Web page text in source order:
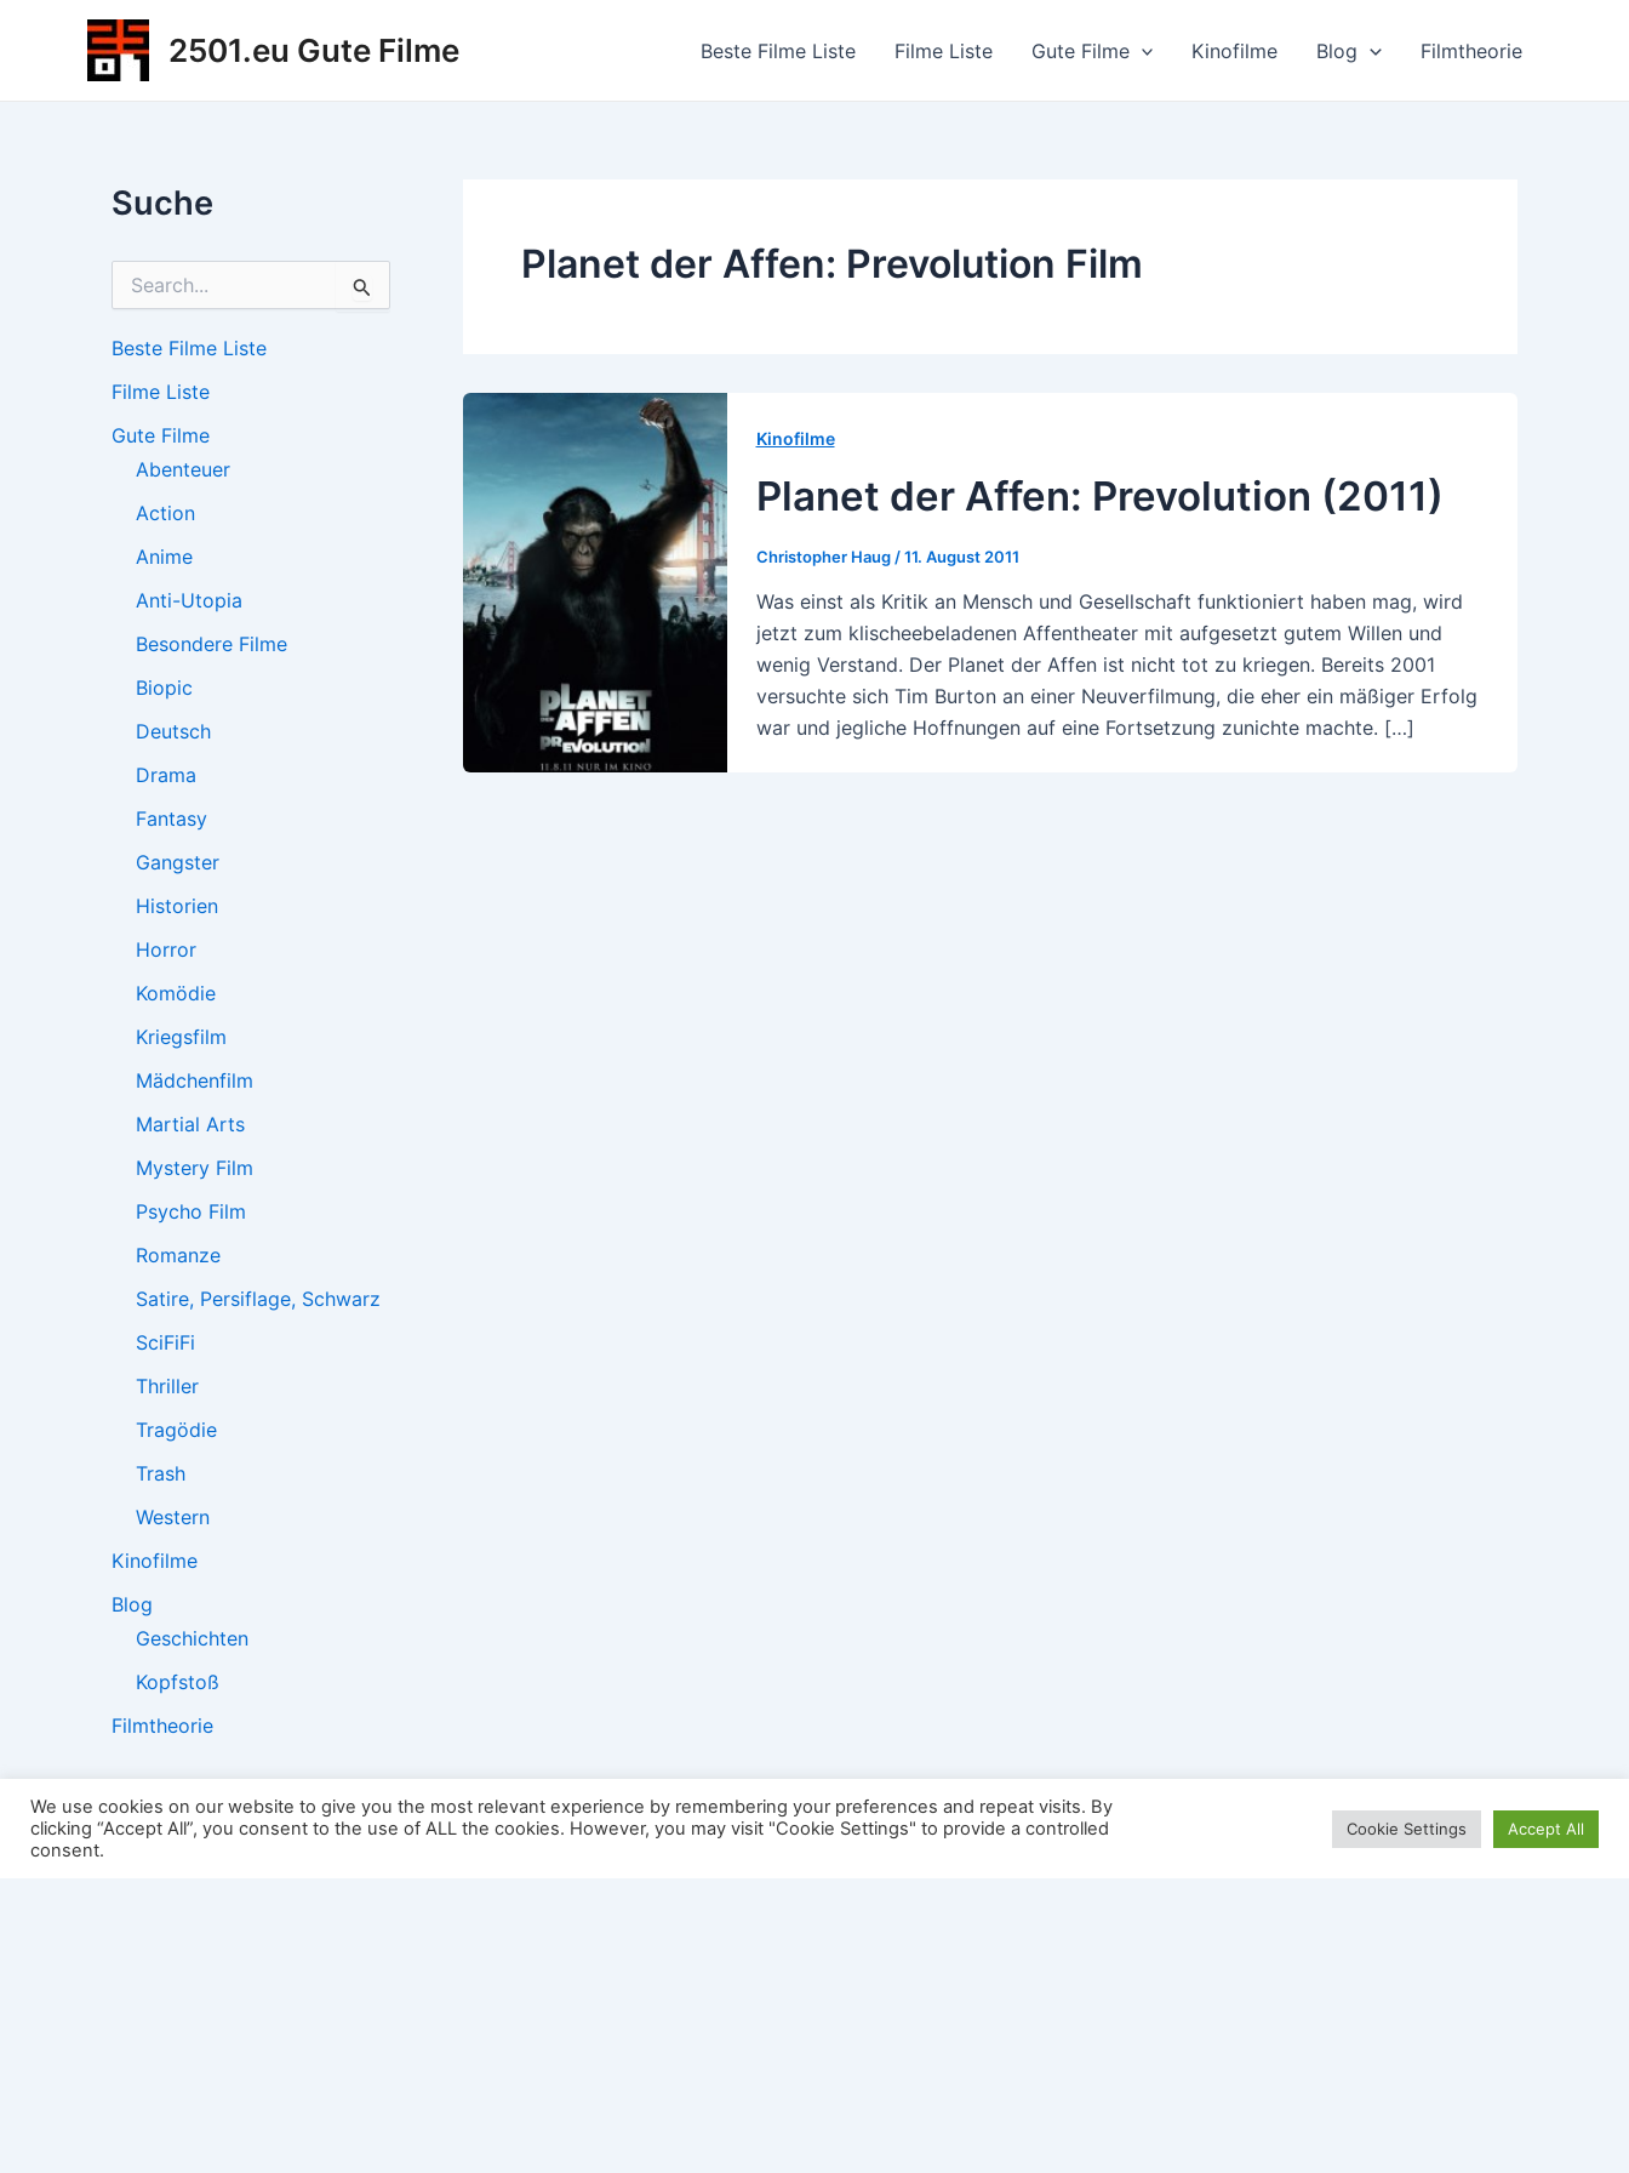
2501.eu Gute Filme Beste Filme Liste Filme Liste Gute Filme Kinofilme Blog Filmtheorie
Suche
h
n
a
Beste Filme Liste
Filme Liste
Gute Filme
Abenteuer
Action
Anime
Anti-Utopia
Besondere Filme
Biopic
Deutsch
Drama
Fantasy
Gangster
Historien
Horror
Komödie
Kriegsfilm
Mädchenfilm
Martial Arts
Mystery Film
Psycho Film
Romanze
Satire, Persiflage, Schwarz
SciFiFi
Thriller
Tragödie
Trash
Western
Kinofilme
Blog
Geschichten
Kopfstoß
Filmtheorie
Planet der Affen: Prevolution Film
Kinofilme
Planet der Affen: Prevolution (2011)
Christopher Haug /11. August 2011
Was einst als Kritik an Mensch und Gesellschaft funktioniert haben mag, wird
jetzt zum klischeebeladenen Affentheater mit aufgesetzt gutem Willen und
wenig Verstand. Der Planet der Affen ist nicht tot zu kriegen. Bereits 2001
versuchte sich Tim Burton an einer Neuverfilmung, die eher ein mäßiger Erfolg
war und jegliche Hoffnungen auf eine Fortsetzung zunichte machte. […]
2501:
We use cookies on our website to give you the most relevant experience by remembering your preferences and repeat visits. By
clicking “Accept All”, you consent to the use of ALL the cookies. However, you may visit "Cookie Settings" to provide a controlled
consent.
Cookie Settings Accept All